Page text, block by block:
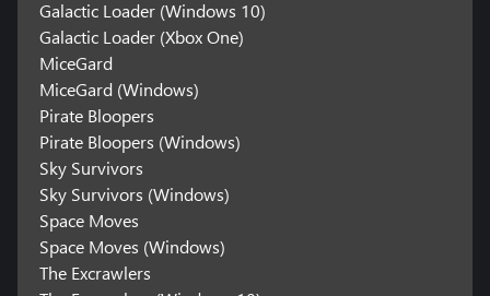
Galactic Loader (Windows 10)
Galactic Loader (Xbox One)
MiceGard
MiceGard (Windows)
Pirate Bloopers
Pirate Bloopers (Windows)
Sky Survivors
Sky Survivors (Windows)
Space Moves
Space Moves (Windows)
The Excrawlers